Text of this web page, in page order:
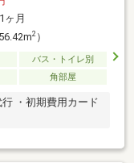
1ヶ月
2）
バス・トイレ別
角部屋
・初期費用カード